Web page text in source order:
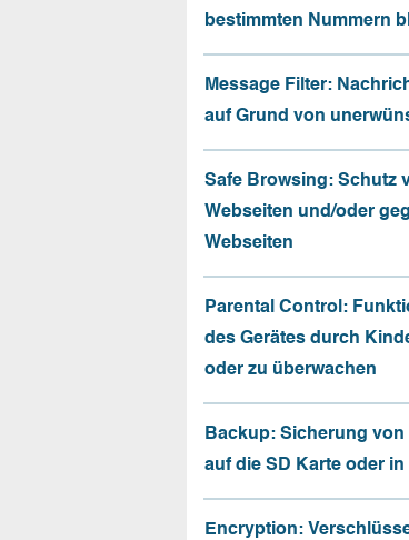
bestimmten Nummern
Message Filter:
auf Grund von
Safe Browsing: Schutz
Webseiten und/oder
Webseiten
Parental Control:
des Gerätes durch
oder zu überwachen
Backup: Sicherung
auf die SD Karte oder
Encryption: